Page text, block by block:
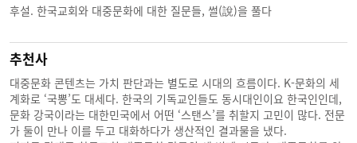
후설. 한국교회와 대중문화에 대한 질문들, 썰(說)을 풀다
추천사
대중문화 콘텐츠는 가치 판단과는 별도로 시대의 흐름이다. K-문화의 세
계화로 ‘국뽕’도 대세다. 한국의 기독교인들도 동시대인이요 한국인인데,
문화 강국이라는 대한민국에서 어떤 ‘스탠스’를 취할지 고민이 많다. 전문
가 둘이 만나 이를 두고 대화하다가 생산적인 결과물을 냈다.